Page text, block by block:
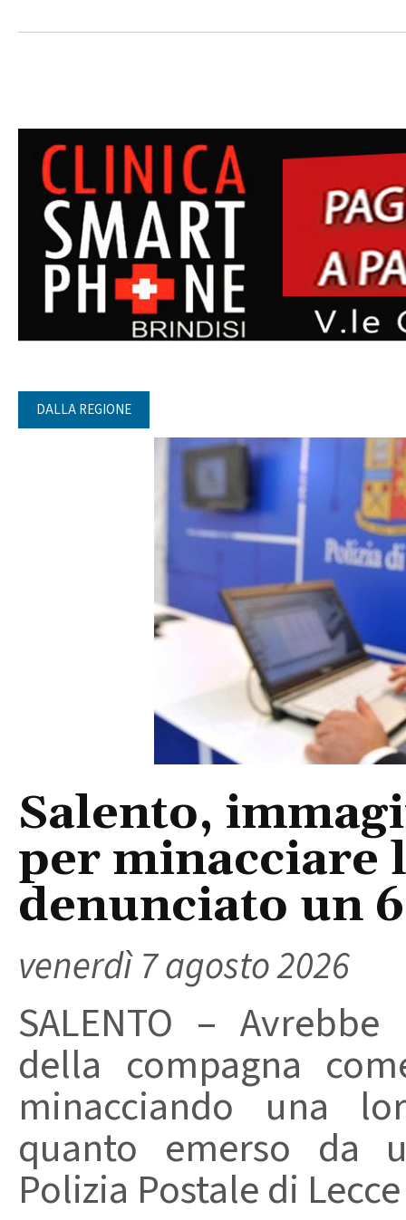
DALLA REGIONE
Salento,
per minacciare
denunciato un
venerdì 7 agosto 2026
SALENTO –
della compagna
minacciando una
quanto emerso da
Polizia Postale di